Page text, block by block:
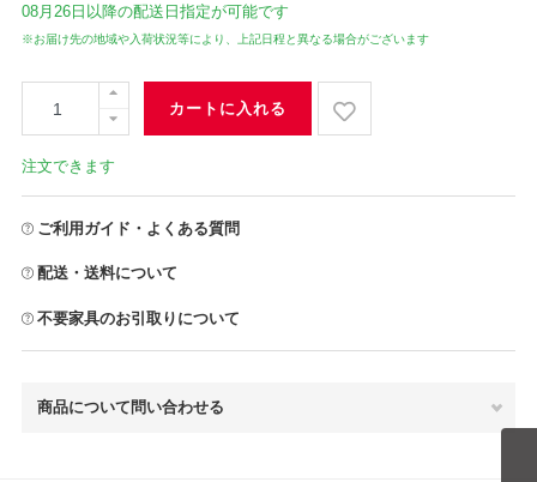
08月26日 以降の配送日指定が可能です
※お届け先の地域や入荷状況等により、上記日程と異なる場合がございます
カートに入れる
注文できます
ご利用ガイド・よくある質問
配送・送料について
不要家具のお引取りについて
商品について問い合わせる